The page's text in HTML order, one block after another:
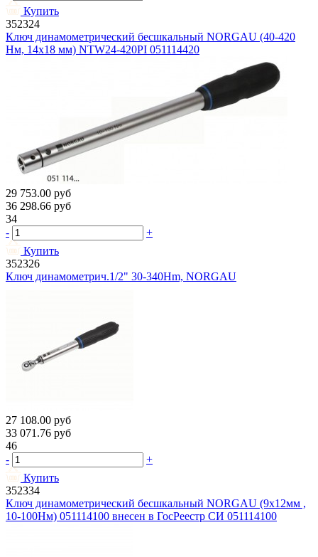
Купить
352324
Ключ динамометрический бесшкальный NORGAU (40-420
Нм, 14х18 мм) NTW24-420PI 051114420
29 753.00 руб
36 298.66 руб
34
-
+
Купить
352326
Ключ динамометрич.1/2" 30-340Hm, NORGAU
27 108.00 руб
33 071.76 руб
46
-
+
Купить
352334
Ключ динамометрический бесшкальный NORGAU (9х12мм ,
10-100Нм) 051114100 внесен в ГосРеестр СИ 051114100